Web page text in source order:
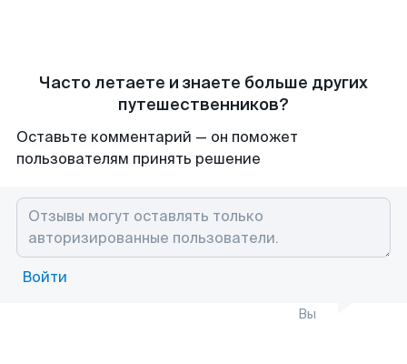
Часто летаете и знаете больше других
путешественников?
Оставьте комментарий — он поможет
пользователям принять решение
Войти
Вы